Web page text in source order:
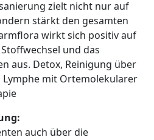
zielt nicht nur auf
stärkt den gesamten
wirkt sich positiv auf
und das
aus. Detox, Reinigung über
Lymphe mit Ortemolekularer
auch über die